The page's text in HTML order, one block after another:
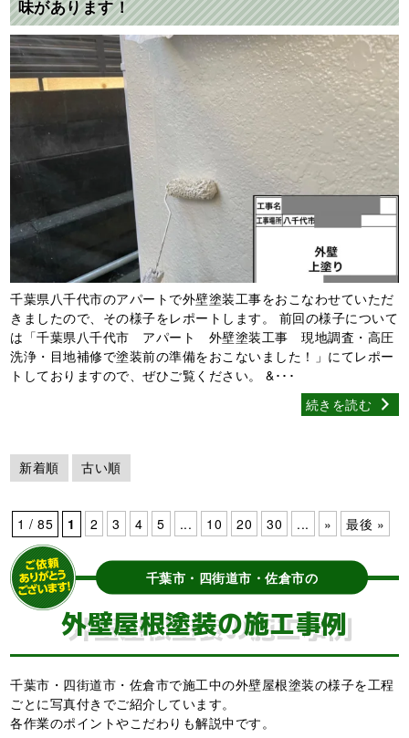
味があります！
千葉県八千代市のアパートで外壁塗装工事をおこなわせていただ
きましたので、その様子をレポートします。 前回の様子について
は「千葉県八千代市 アパート 外壁塗装工事 現地調査・高圧
洗浄・目地補修で塗装前の準備をおこないました！」にてレポー
トしておりますので、ぜひご覧ください。 &･･･
続きを読む
新着順 古い順
1 / 85 1 2 3 4 5 ... 10 20 30 ... » 最後 »
千葉市・四街道市・佐倉市の
外壁屋根塗装の施工事例
千葉市・四街道市・佐倉市で施工中の外壁屋根塗装の様子を工程
ごとに写真付きでご紹介しています。
各作業のポイントやこだわりも解説中です。